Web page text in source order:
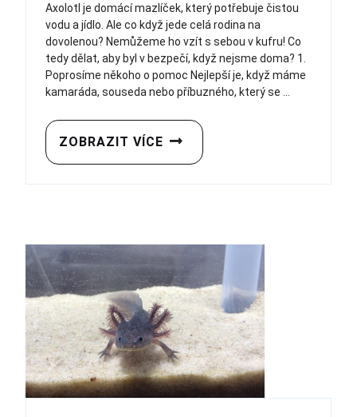
Axolotl je domácí mazlíček, který potřebuje čistou
vodu a jídlo. Ale co když jede celá rodina na
dovolenou? Nemůžeme ho vzít s sebou v kufru! Co
tedy dělat, aby byl v bezpečí, když nejsme doma? 1.
Poprosíme někoho o pomoc Nejlepší je, když máme
kamaráda, souseda nebo příbuzného, který se ...
ZOBRAZIT VÍCE